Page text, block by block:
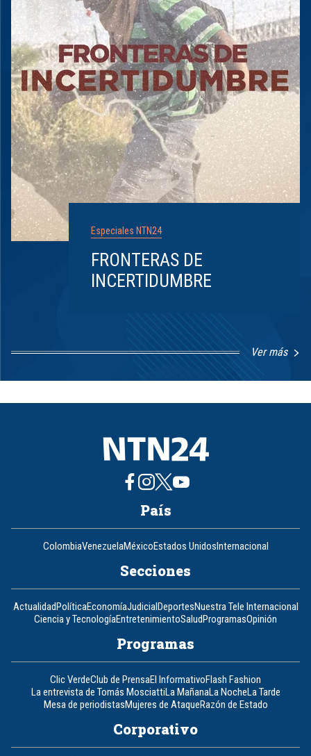
Especiales NTN24
FRONTERAS DE
INCERTIDUMBRE
Ver más
1
8
País
ColombiaVenezuelaMéxicoEstados UnidosInternacional
Secciones
ActualidadPolíticaEconomíaJudicialDeportesNuestra Tele Internacional
Ciencia y TecnologíaEntretenimientoSaludProgramasOpinión
Programas
Clic VerdeClub de PrensaEl InformativoFlash Fashion
La entrevista de Tomás MosciattiLa MañanaLa NocheLa Tarde
Mesa de periodistasMujeres de AtaqueRazón de Estado
Corporativo